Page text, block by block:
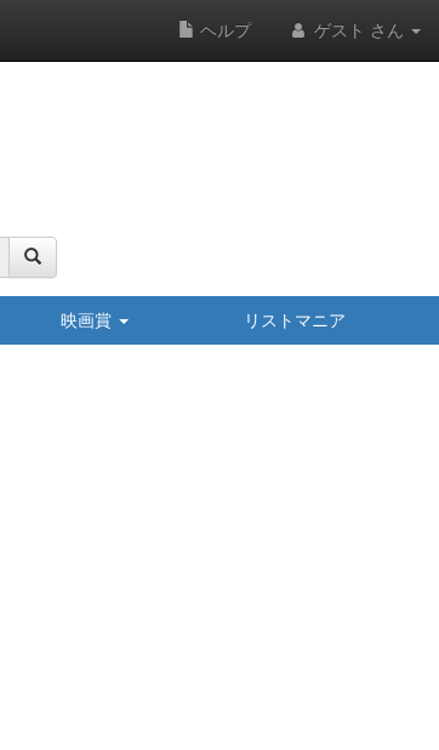
ヘルプ ゲスト さん
映画賞 リストマニア